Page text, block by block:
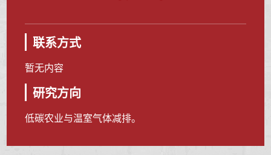
联系方式
暂无内容
研究方向
低碳农业与温室气体减排。